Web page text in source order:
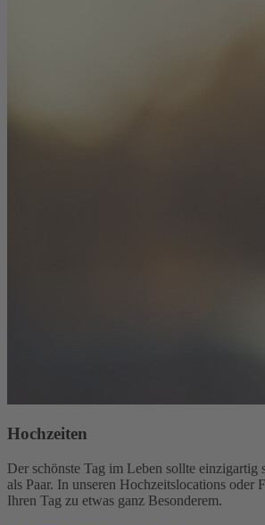
Hochzeiten
Der schönste Tag im Leben sollte einzigartig
als Paar. In unseren Hochzeitslocations oder
Ihren Tag zu etwas ganz Besonderem.